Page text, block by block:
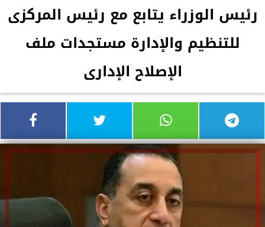
رئيس الوزراء يتابع مع رئيس المركزى
للتنظيم والإدارة مستجدات ملف
الإصلاح الإدارى